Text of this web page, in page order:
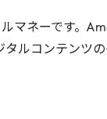
マネーです。
ルコンテンツの